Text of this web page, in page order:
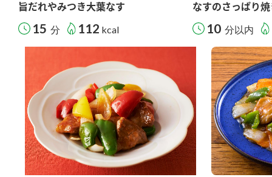
旨だれやみつき大葉なす
15 分 112 kcal
なすのさっぱり
10 分以内